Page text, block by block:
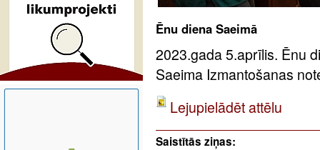
Ēnu diena Saeimā
2023.gada 5.aprīlis. Ēnu
Saeima Izmantošanas
Lejupielādēt attēlu
Saistītās ziņas: